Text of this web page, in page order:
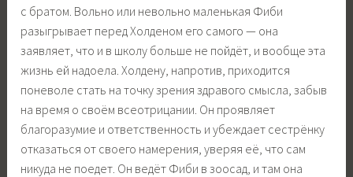
с братом. Вольно или невольно маленькая Фиби
разыгрывает перед Холденом его самого — она
заявляет, что и в школу больше не пойдёт, и вообще эта
жизнь ей надоела. Холдену, напротив, приходится
поневоле стать на точку зрения здравого смысла, забыв
на время о своём всеотрицании. Он проявляет
благоразумие и ответственность и убеждает сестрёнку
отказаться от своего намерения, уверяя её, что сам
никуда не поедет. Он ведёт Фиби в зоосад, и там она